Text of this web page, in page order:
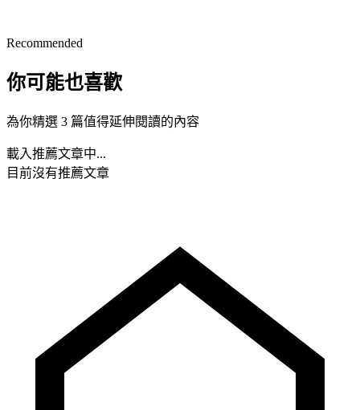
Recommended
你可能也喜歡
為你精選 3 篇值得延伸閱讀的內容
載入推薦文章中...
目前沒有推薦文章